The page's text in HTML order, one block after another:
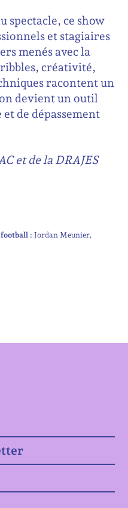
spectacle, ce show
et stagiaires
menés avec la
créativité,
racontent un
devient un outil
de dépassement
et de la DRAJES
:Jordan Meunier